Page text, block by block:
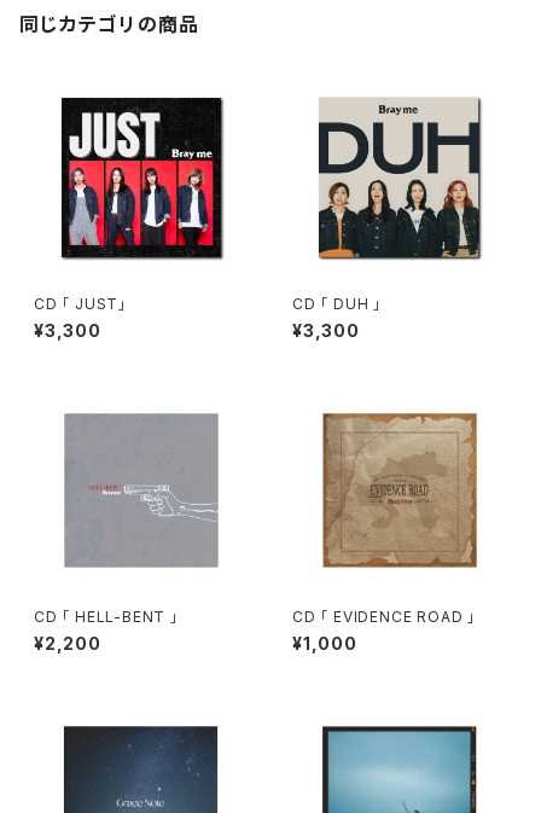
同じカテゴリの商品
CD 「 JUST」
¥3,300
CD 「 DUH 」
¥3,300
CD 「 HELL-BENT 」
¥2,200
CD 「 EVIDENCE ROAD 」
¥1,000